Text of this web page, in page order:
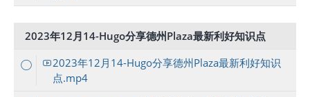
2023年12月14-Hugo分享德州Plaza最新利好知识点
2023年12月14-Hugo分享德州Plaza最新利好知识
点.mp4